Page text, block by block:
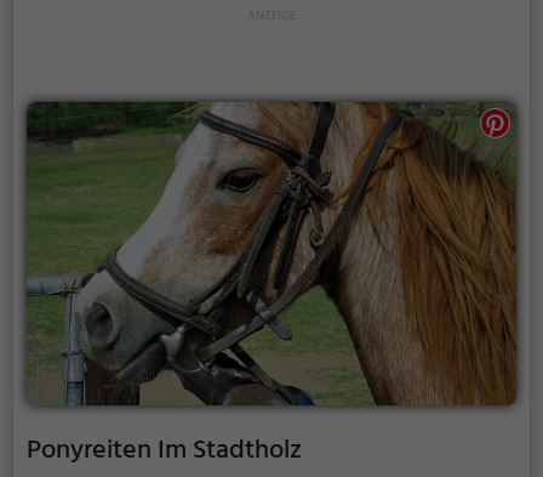
Ponyreiten Im Stadtholz